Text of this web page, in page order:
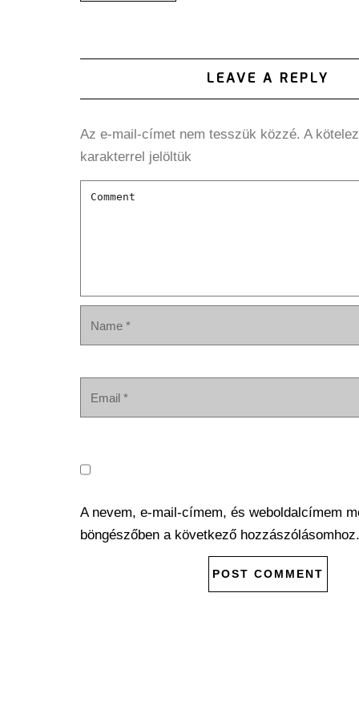
LEAVE A REPLY
Az e-mail-címet nem tesszük közzé. A
karakterrel jelöltük
A nevem, e-mail-címem, és weboldalcímem
böngészőben a következő hozzászólásomhoz.